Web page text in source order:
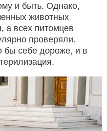
и быть. Однако,
животных
всех питомцев
проверяли.
бы себе дороже, и в